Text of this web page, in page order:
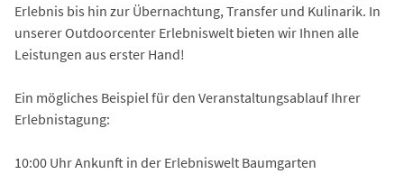
Erlebnis bis hin zur Übernachtung, Transfer und Kulinarik. In
unserer Outdoorcenter Erlebniswelt bieten wir Ihnen alle
Leistungen aus erster Hand!
Ein mögliches Beispiel für den Veranstaltungsablauf Ihrer
Erlebnistagung:
10:00 Uhr Ankunft in der Erlebniswelt Baumgarten